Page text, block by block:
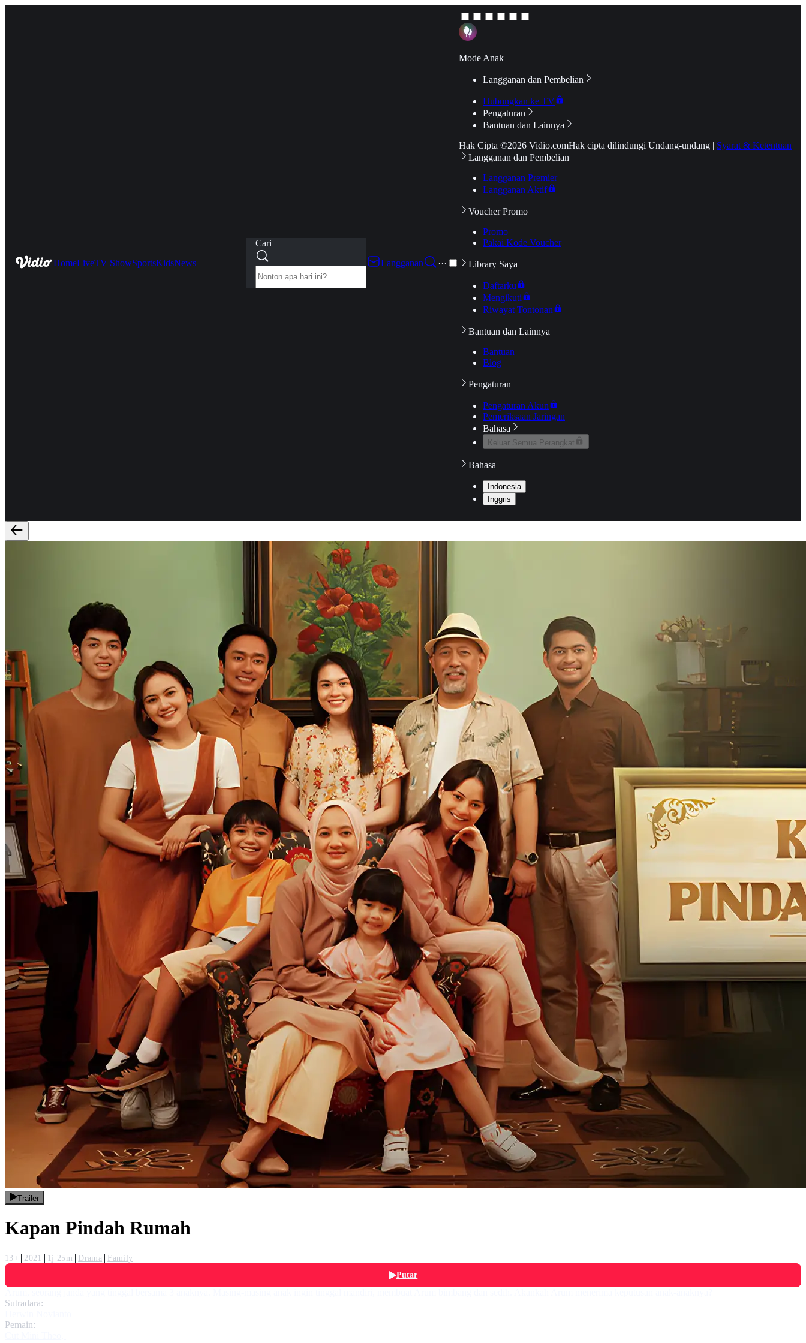
HomeLiveTV ShowSportsKidsNews
Cari
Langganan
···
Mode Anak
Langganan dan Pembelian
Hubungkan ke TV
Pengaturan
Bantuan dan Lainnya
Hak Cipta ©2026 Vidio.comHak cipta dilindungi Undang-undang | Syarat & Ketentuan
Langganan dan Pembelian
Langganan Premier
Langganan Aktif
Voucher Promo
Promo
Pakai Kode Voucher
Library Saya
Daftarku
Mengikuti
Riwayat Tontonan
Bantuan dan Lainnya
Bantuan
Blog
Pengaturan
Pengaturan Akun
Pemeriksaan Jaringan
Bahasa
Keluar Semua Perangkat
Bahasa
Indonesia
Inggris
Trailer
Kapan Pindah Rumah
13+ 2021 1j 25m Drama
Family
Putar
Sutradara:
Pemain: